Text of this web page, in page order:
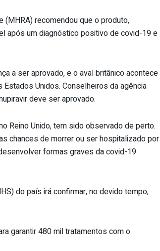
recomendou que o produto,
após um diagnóstico positivo de covid-19 e
a ser aprovado, e o aval britânico acontece
Unidos. Conselheiros da agência
deve ser aprovado.
Reino Unido, tem sido observado de perto.
chances de morrer ou ser hospitalizado por
formas graves da covid-19
do país irá confirmar, no devido tempo,
garantir 480 mil tratamentos com o